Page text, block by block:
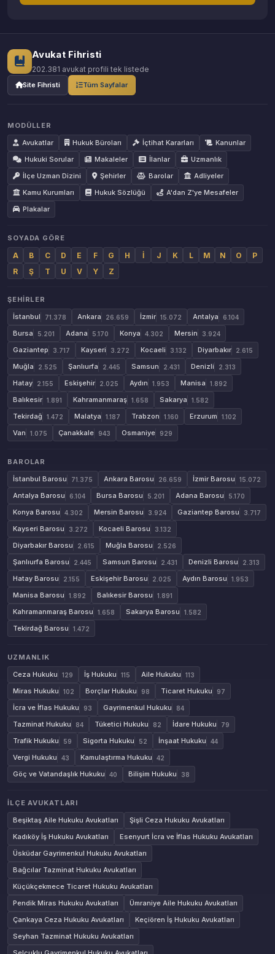
Avukat Fihristi
202.381 avukat profili tek listede
Site Fihristi Tüm Sayfalar
MODÜLLER
Avukatlar
Hukuk Büroları İçtihat Kararları
Kanunlar
Hukuki Sorular
Makaleler İlanlar
Uzmanlık
İlçe Uzman Dizini
Şehirler Barolar
Adliyeler
Kamu Kurumları
Hukuk Sözlüğü
A'dan Z'ye Mesafeler
Plakalar
SOYADA GÖRE
A B C D E F G H İ J K L M N O
P
R
Ş T U V Y Z
ŞEHIRLER
İstanbul
71.378 Ankara 26.659 İzmir 15.072 Antalya 6.104
Bursa 5.201 Adana 5.170 Konya 4.302 Mersin 3.924
Gaziantep 3.717 Kayseri 3.272 Kocaeli 3.132 Diyarbakır 2.615
Muğla 2.525 Şanlıurfa 2.445 Samsun 2.431 Denizli 2.313
Hatay 2.155 Eskişehir 2.025 Aydın 1.953 Manisa 1.892
Balıkesir 1.891 Kahramanmaraş 1.658 Sakarya 1.582
Tekirdağ 1.472 Malatya 1.187 Trabzon 1.160 Erzurum 1.102
Van 1.075 Çanakkale 943 Osmaniye 929
BAROLAR
İstanbul Barosu
71.375 Ankara Barosu 26.659 İzmir Barosu 15.072
Antalya Barosu 6.104 Bursa Barosu 5.201 Adana Barosu 5.170
Konya Barosu 4.302 Mersin Barosu 3.924 Gaziantep Barosu 3.717
Kayseri Barosu 3.272 Kocaeli Barosu 3.132
Diyarbakır Barosu 2.615 Muğla Barosu 2.526
Şanlıurfa Barosu 2.445 Samsun Barosu 2.431 Denizli Barosu 2.313
Hatay Barosu 2.155 Eskişehir Barosu 2.025 Aydın Barosu 1.953
Manisa Barosu 1.892 Balıkesir Barosu 1.891
Kahramanmaraş Barosu 1.658 Sakarya Barosu 1.582
Tekirdağ Barosu 1.472
UZMANLIK
Ceza Hukuku
129 İş Hukuku 115 Aile Hukuku 113
Miras Hukuku 102 Borçlar Hukuku 98 Ticaret Hukuku 97
İcra ve İflas Hukuku 93 Gayrimenkul Hukuku 84
Tazminat Hukuku 84 Tüketici Hukuku 82 İdare Hukuku 79
Trafik Hukuku 59 Sigorta Hukuku 52 İnşaat Hukuku 44
Vergi Hukuku 43 Kamulaştırma Hukuku 42
Göç ve Vatandaşlık Hukuku 40 Bilişim Hukuku 38
İLÇE AVUKATLARI
Beşiktaş Aile Hukuku Avukatları
Şişli Ceza Hukuku Avukatları
Kadıköy İş Hukuku Avukatları
Esenyurt İcra ve İflas Hukuku Avukatları
Üsküdar Gayrimenkul Hukuku Avukatları
Bağcılar Tazminat Hukuku Avukatları
Küçükçekmece Ticaret Hukuku Avukatları
Pendik Miras Hukuku Avukatları
Ümraniye Aile Hukuku Avukatları
Çankaya Ceza Hukuku Avukatları
Keçiören İş Hukuku Avukatları
Seyhan Tazminat Hukuku Avukatları